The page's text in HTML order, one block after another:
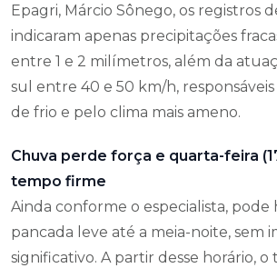
Epagri, Márcio Sônego, os registros
indicaram apenas precipitações
entre 1 e 2 milímetros, além da
sul entre 40 e 50 km/h, responsáveis
de frio e pelo clima mais ameno.
Chuva perde força e quarta-feira
tempo firme
Ainda conforme o especialista, pode
pancada leve até a meia-noite, sem
significativo. A partir desse horário, o